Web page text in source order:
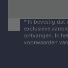
* Ik bevestig dat
exclusieve
ontvangen. Ik
voorwaarden